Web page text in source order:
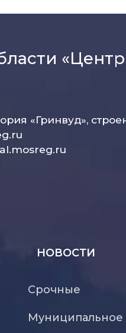
«Гринвуд»,
НОВОСТИ
Срочные
Муниципальное